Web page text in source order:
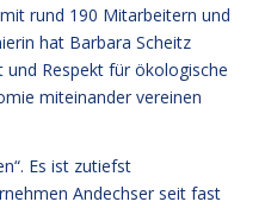
rund 190 Mitarbeitern und
hat Barbara Scheitz
und Respekt für ökologische
miteinander vereinen
Es ist zutiefst
Andechser seit fast